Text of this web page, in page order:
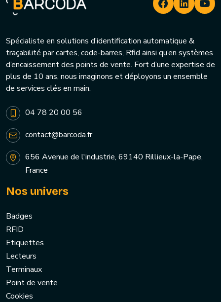
Spécialiste en solutions d’identification automatique &
traçabilité par cartes, code-barres, Rfid ainsi qu’en systèmes
d’encaissement des points de vente. Fort d’une expertise de
plus de 10 ans, nous imaginons et déployons un ensemble
de services clés en main.
04 78 20 00 56
contact@barcoda.fr
656 Avenue de l'industrie, 69140 Rillieux-la-Pape,
France
Nos univers
Badges
RFID
Etiquettes
Lecteurs
Terminaux
Point de vente
Cookies